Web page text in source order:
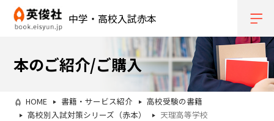
中学・高校入試赤本
本のご紹介/ご購入
HOME 書籍・サービス紹介
高校受験の書籍
高校別入試対策シリーズ（赤本）
天理高等学校